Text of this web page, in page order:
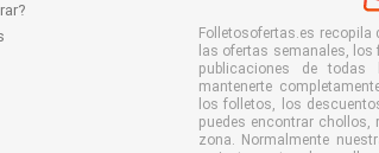
Folletosofertas.es
las ofertas semanales,
publicaciones de
mantenerte
los folletos, los
puedes encontrar chollos,
zona. Normalmente